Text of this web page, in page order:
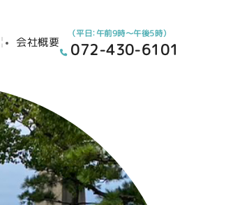
会社概要
（平日：午前9時～午後5時）
072-430-6101